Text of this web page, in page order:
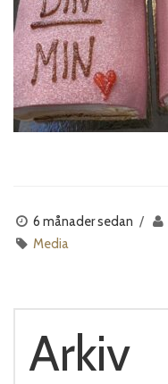
6 månader sedan
Media
Arkiv